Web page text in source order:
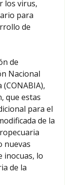
los virus,
para
de
de
Nacional
que estas
para el
de la
nuevas
inocuas, lo
de la